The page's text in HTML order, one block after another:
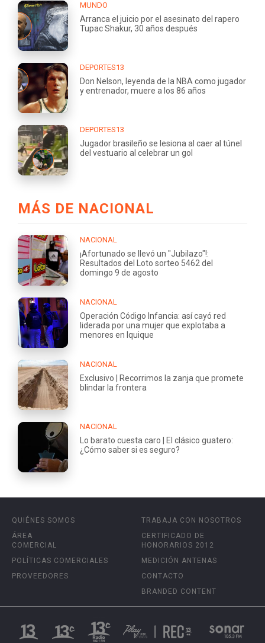
MUNDO
Arranca el juicio por el asesinato del rapero
Tupac Shakur, 30 años después
DEPORTES13
Don Nelson, leyenda de la NBA como jugador
y entrenador, muere a los 86 años
DEPORTES13
Jugador brasileño se lesiona al caer al túnel
del vestuario al celebrar un gol
MÁS DE NACIONAL
NACIONAL
¡Afortunado se llevó un "Jubilazo"!:
Resultados del Loto sorteo 5462 del
domingo 9 de agosto
NACIONAL
Operación Código Infancia: así cayó red
liderada por una mujer que explotaba a
menores en Iquique
NACIONAL
Exclusivo | Recorrimos la zanja que promete
blindar la frontera
NACIONAL
Lo barato cuesta caro | El clásico guatero:
¿Cómo saber si es seguro?
QUIÉNES SOMOS
ÁREA
COMERCIAL
POLÍTICAS COMERCIALES
PROVEEDORES
TRABAJA CON NOSOTROS
CERTIFICADO DE
HONORARIOS 2012
MEDICIÓN ANTENAS
CONTACTO
BRANDED CONTENT